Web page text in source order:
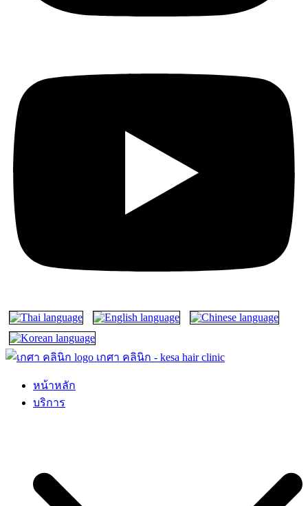
เกศา คลินิก – kesa hair clinic
kesa hair ปลูกผม ปลูกคิ้ว รักษาผมร่วง ผมบาง
หน้าหลัก
บริการ